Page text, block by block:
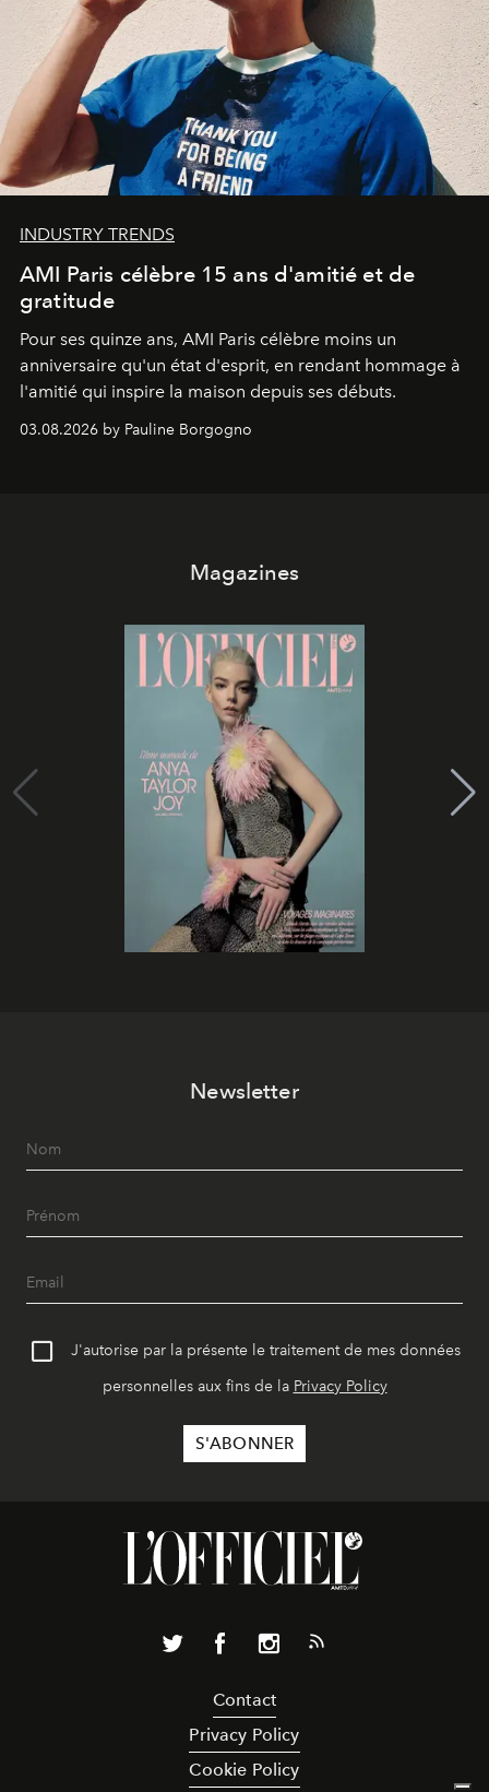
INDUSTRY TRENDS
AMI Paris célèbre 15 ans d'amitié et de
gratitude
Pour ses quinze ans, AMI Paris célèbre moins un
anniversaire qu'un état d'esprit, en rendant hommage à
l'amitié qui inspire la maison depuis ses débuts.
03.08.2026 by Pauline Borgogno
Magazines
Newsletter
J'autorise par la présente le traitement de mes données
personnelles aux fins de la Privacy Policy
Contact
Privacy Policy
Cookie Policy